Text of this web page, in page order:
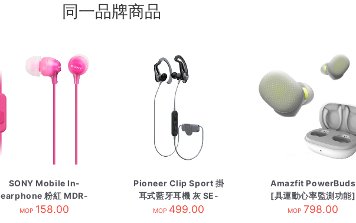
同一品牌商品
SONY Mobile In-
earphone 粉紅 MDR-
EX15APPIC
MOP 158.00
Pioneer Clip Sport 掛
耳式藍牙耳機 灰 SE-
E7BTH
MOP 499.00
Amazfit PowerBuds
[具運動心率監測功能]
競速黃
MOP 798.00